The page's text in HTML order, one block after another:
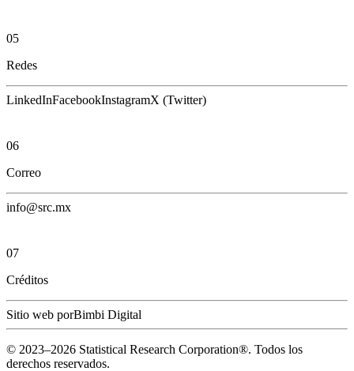
05
Redes
LinkedInFacebookInstagramX (Twitter)
06
Correo
info@src.mx
07
Créditos
Sitio web porBimbi Digital
© 2023–2026 Statistical Research Corporation®. Todos los
derechos reservados.